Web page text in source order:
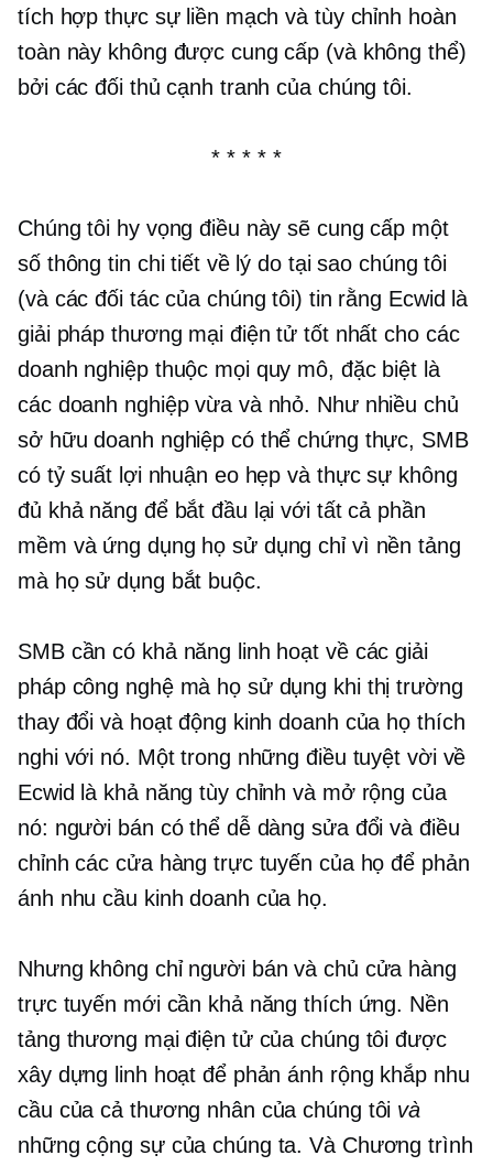
tích hợp thực sự liền mạch và tùy chỉnh hoàn
toàn này không được cung cấp (và không thể)
bởi các đối thủ cạnh tranh của chúng tôi.
* * * * *
Chúng tôi hy vọng điều này sẽ cung cấp một
số thông tin chi tiết về lý do tại sao chúng tôi
(và các đối tác của chúng tôi) tin rằng Ecwid là
giải pháp thương mại điện tử tốt nhất cho các
doanh nghiệp thuộc mọi quy mô, đặc biệt là
các doanh nghiệp vừa và nhỏ. Như nhiều chủ
sở hữu doanh nghiệp có thể chứng thực, SMB
có tỷ suất lợi nhuận eo hẹp và thực sự không
đủ khả năng để bắt đầu lại với tất cả phần
mềm và ứng dụng họ sử dụng chỉ vì nền tảng
mà họ sử dụng bắt buộc.
SMB cần có khả năng linh hoạt về các giải
pháp công nghệ mà họ sử dụng khi thị trường
thay đổi và hoạt động kinh doanh của họ thích
nghi với nó. Một trong những điều tuyệt vời về
Ecwid là khả năng tùy chỉnh và mở rộng của
nó: người bán có thể dễ dàng sửa đổi và điều
chỉnh các cửa hàng trực tuyến của họ để phản
ánh nhu cầu kinh doanh của họ.
Nhưng không chỉ người bán và chủ cửa hàng
trực tuyến mới cần khả năng thích ứng. Nền
tảng thương mại điện tử của chúng tôi được
xây dựng linh hoạt để phản ánh rộng khắp nhu
cầu của cả thương nhân của chúng tôi và
những cộng sự của chúng ta. Và Chương trình